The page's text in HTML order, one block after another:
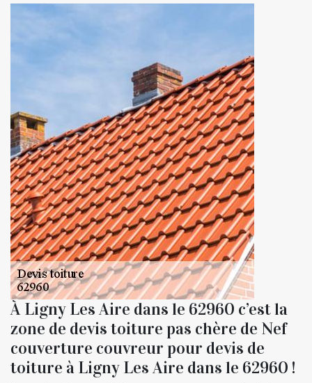
À Ligny Les Aire dans le 62960 c’est la
zone de devis toiture pas chère de Nef
couverture couvreur pour devis de
toiture à Ligny Les Aire dans le 62960 !